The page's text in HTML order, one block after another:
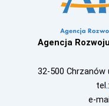
Agencja
32-500 Chrzanów
tel.:
e-